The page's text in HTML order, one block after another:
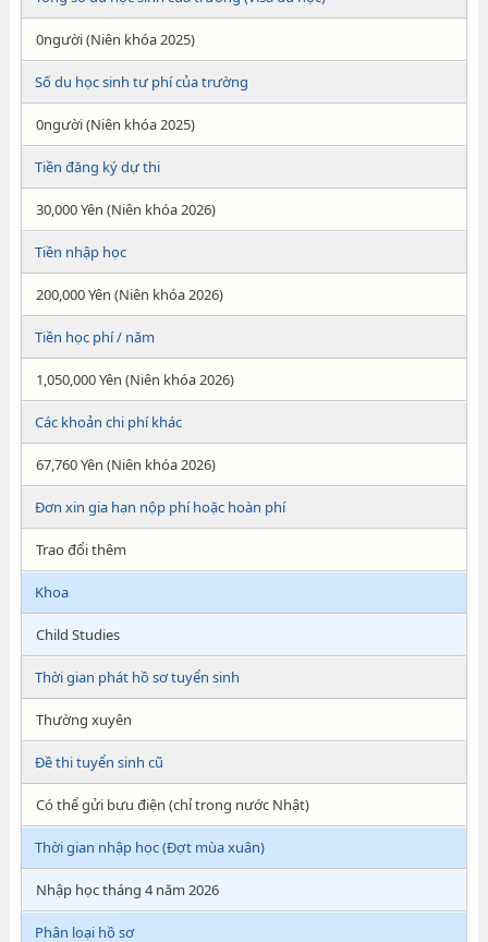
0người (Niên khóa 2025)
Số du học sinh tư phí của trường
0người (Niên khóa 2025)
Tiền đăng ký dự thi
30,000 Yên (Niên khóa 2026)
Tiền nhập học
200,000 Yên (Niên khóa 2026)
Tiền học phí / năm
1,050,000 Yên (Niên khóa 2026)
Các khoản chi phí khác
67,760 Yên (Niên khóa 2026)
Đơn xin gia hạn nộp phí hoặc hoàn phí
Trao đổi thêm
Khoa
Child Studies
Thời gian phát hồ sơ tuyển sinh
Thường xuyên
Đề thi tuyển sinh cũ
Có thể gửi bưu điện (chỉ trong nước Nhật)
Thời gian nhập học (Đợt mùa xuân)
Nhập học tháng 4 năm 2026
Phân loại hồ sơ